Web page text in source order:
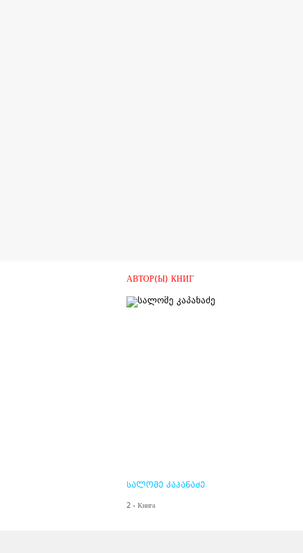
АВТОР(Ы) КНИГ
სალომე კაპანაძე
2 - Книга